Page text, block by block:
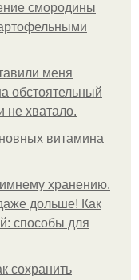
смородины
меня
обстоятельный
не хватало.
витамина
хранению.
дольше! Как
способы для
сохранить